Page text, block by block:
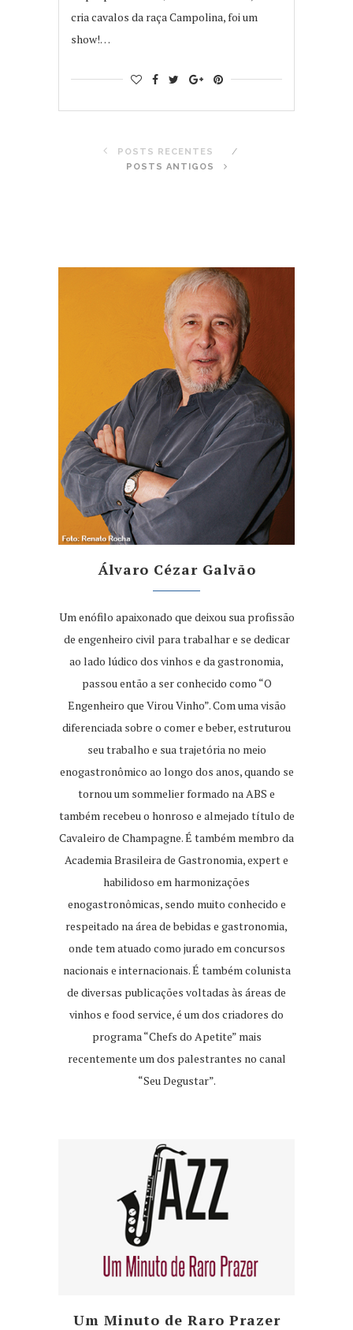
cria cavalos da raça Campolina, foi um
show!…
POSTS RECENTES
POSTS ANTIGOS
Álvaro Cézar Galvão
Um enófilo apaixonado que deixou sua profissão
de engenheiro civil para trabalhar e se dedicar
ao lado lúdico dos vinhos e da gastronomia,
passou então a ser conhecido como “O
Engenheiro que Virou Vinho”. Com uma visão
diferenciada sobre o comer e beber, estruturou
seu trabalho e sua trajetória no meio
enogastronômico ao longo dos anos, quando se
tornou um sommelier formado na ABS e
também recebeu o honroso e almejado título de
Cavaleiro de Champagne. É também membro da
Academia Brasileira de Gastronomia, expert e
habilidoso em harmonizações
enogastronômicas, sendo muito conhecido e
respeitado na área de bebidas e gastronomia,
onde tem atuado como jurado em concursos
nacionais e internacionais. É também colunista
de diversas publicações voltadas às áreas de
vinhos e food service, é um dos criadores do
programa “Chefs do Apetite” mais
recentemente um dos palestrantes no canal
“Seu Degustar”.
Um Minuto de Raro Prazer